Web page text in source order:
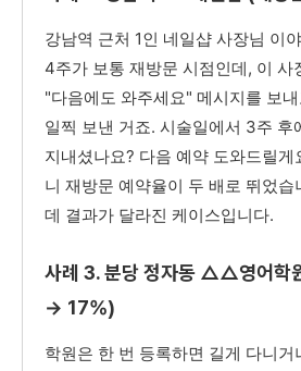
강남역 근처 1인 네일샵 사장님 이
4주가 보통 재방문 시점인데, 이 사
"다음에도 와주세요" 메시지를 보
일찍 보낸 거죠. 시술일에서 3주 후
지내셨나요? 다음 예약 도와드릴게
니 재방문 예약율이 두 배로 뛰었습
데 결과가 달라진 케이스입니다.
사례 3. 분당 정자동 △△영어학
→ 17%)
학원은 한 번 등록하면 길게 다니거